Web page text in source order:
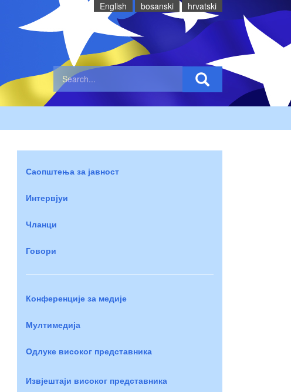
English bosanski hrvatski
Саопштења за јавност
Интервјуи
Чланци
Говори
Конференције за медије
Мултимедија
Одлуке високог представника
Извјештаји високог представника